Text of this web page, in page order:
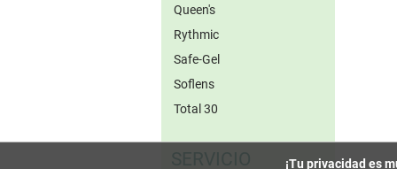
Queen's
Rythmic
Safe-Gel
Soflens
Total 30
¡Tu privacidad es